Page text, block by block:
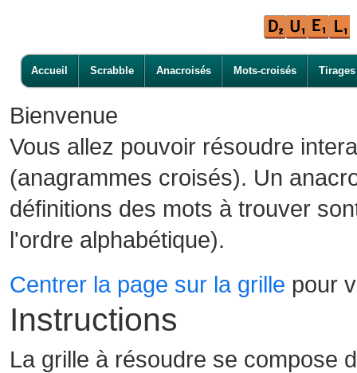
Accueil Scrabble Anacroisés Mots-croisés Tirages
Bienvenue
Vous allez pouvoir résoudre
(anagrammes croisés). Un
définitions des mots à trouver
l'ordre alphabétique).
Centrer la page sur la grille pour
Instructions
La grille à résoudre se compose